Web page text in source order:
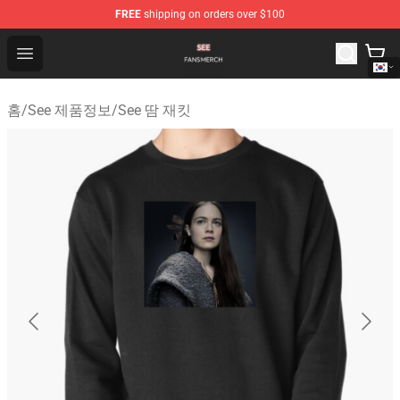
FREE shipping on orders over $100
Open menu
See Shop - Official See Merchandise Store
홈/See 제품정보/See 땀 재킷